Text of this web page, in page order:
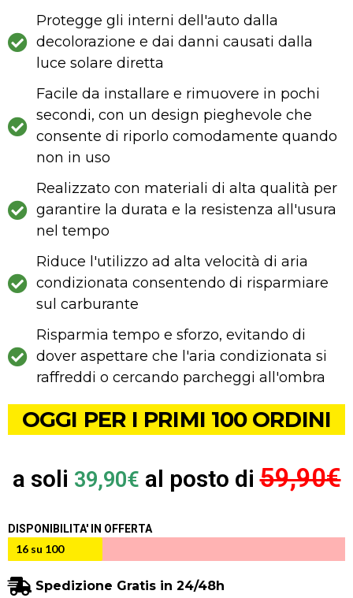
Protegge gli interni dell'auto dalla
decolorazione e dai danni causati dalla
luce solare diretta
Facile da installare e rimuovere in pochi
secondi, con un design pieghevole che
consente di riporlo comodamente quando
non in uso
Realizzato con materiali di alta qualità per
garantire la durata e la resistenza all'usura
nel tempo
Riduce l'utilizzo ad alta velocità di aria
condizionata consentendo di risparmiare
sul carburante
Risparmia tempo e sforzo, evitando di
dover aspettare che l'aria condizionata si
raffreddi o cercando parcheggi all'ombra
OGGI PER I PRIMI 100 ORDINI
a soli 39,90€ al posto di59,90€
DISPONIBILITA' IN OFFERTA
16 su 100
Spedizione Gratis in 24/48h